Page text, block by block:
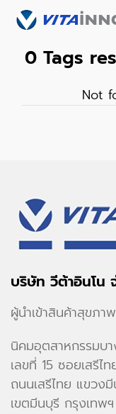
0 Tags
Not
บริษัท วีต้าอินโน
ผู้นำเข้าสินค้าสุขภ
นิคมอุตสาหกรรมบ
เลขที่ 15 ซอยเสรีไ
ถนนเสรีไทย แขวง
เขตมีนบุรี กรุงเทพ